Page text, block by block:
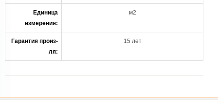
Единица
измерения:
м2
Гарантия произ-
ля:
15 лет